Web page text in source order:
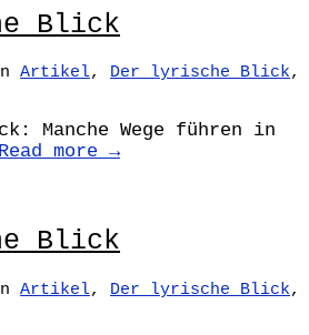
Blick
Artikel, Der lyrische Blick,
Manche Wege führen in
Read more →
Blick
Artikel, Der lyrische Blick,